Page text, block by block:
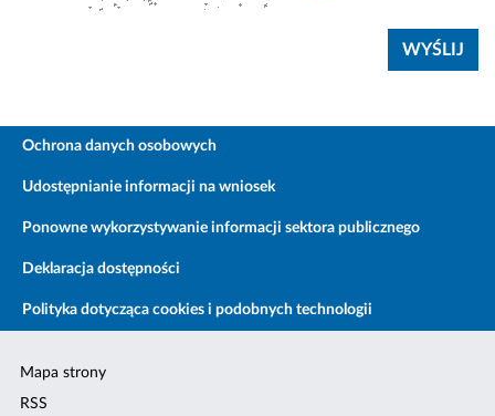
Ochrona danych osobowych
Udostępnianie informacji na wniosek
Ponowne wykorzystywanie informacji sektora publicznego
Deklaracja dostępności
Polityka dotycząca cookies i podobnych technologii
Mapa strony
RSS